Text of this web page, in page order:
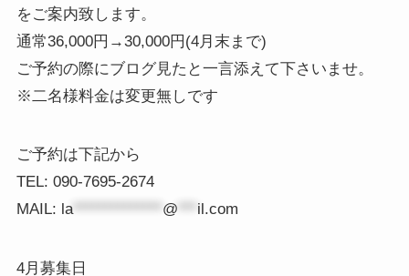
をご案内致します。
通常36,000円→30,000円(4月末まで)
ご予約の際にブログ見たと一言添えて下さいませ。
※二名様料金は変更無しです
ご予約は下記から
TEL: 090-7695-2674
MAIL: la************** @ *** il.com
4月募集日